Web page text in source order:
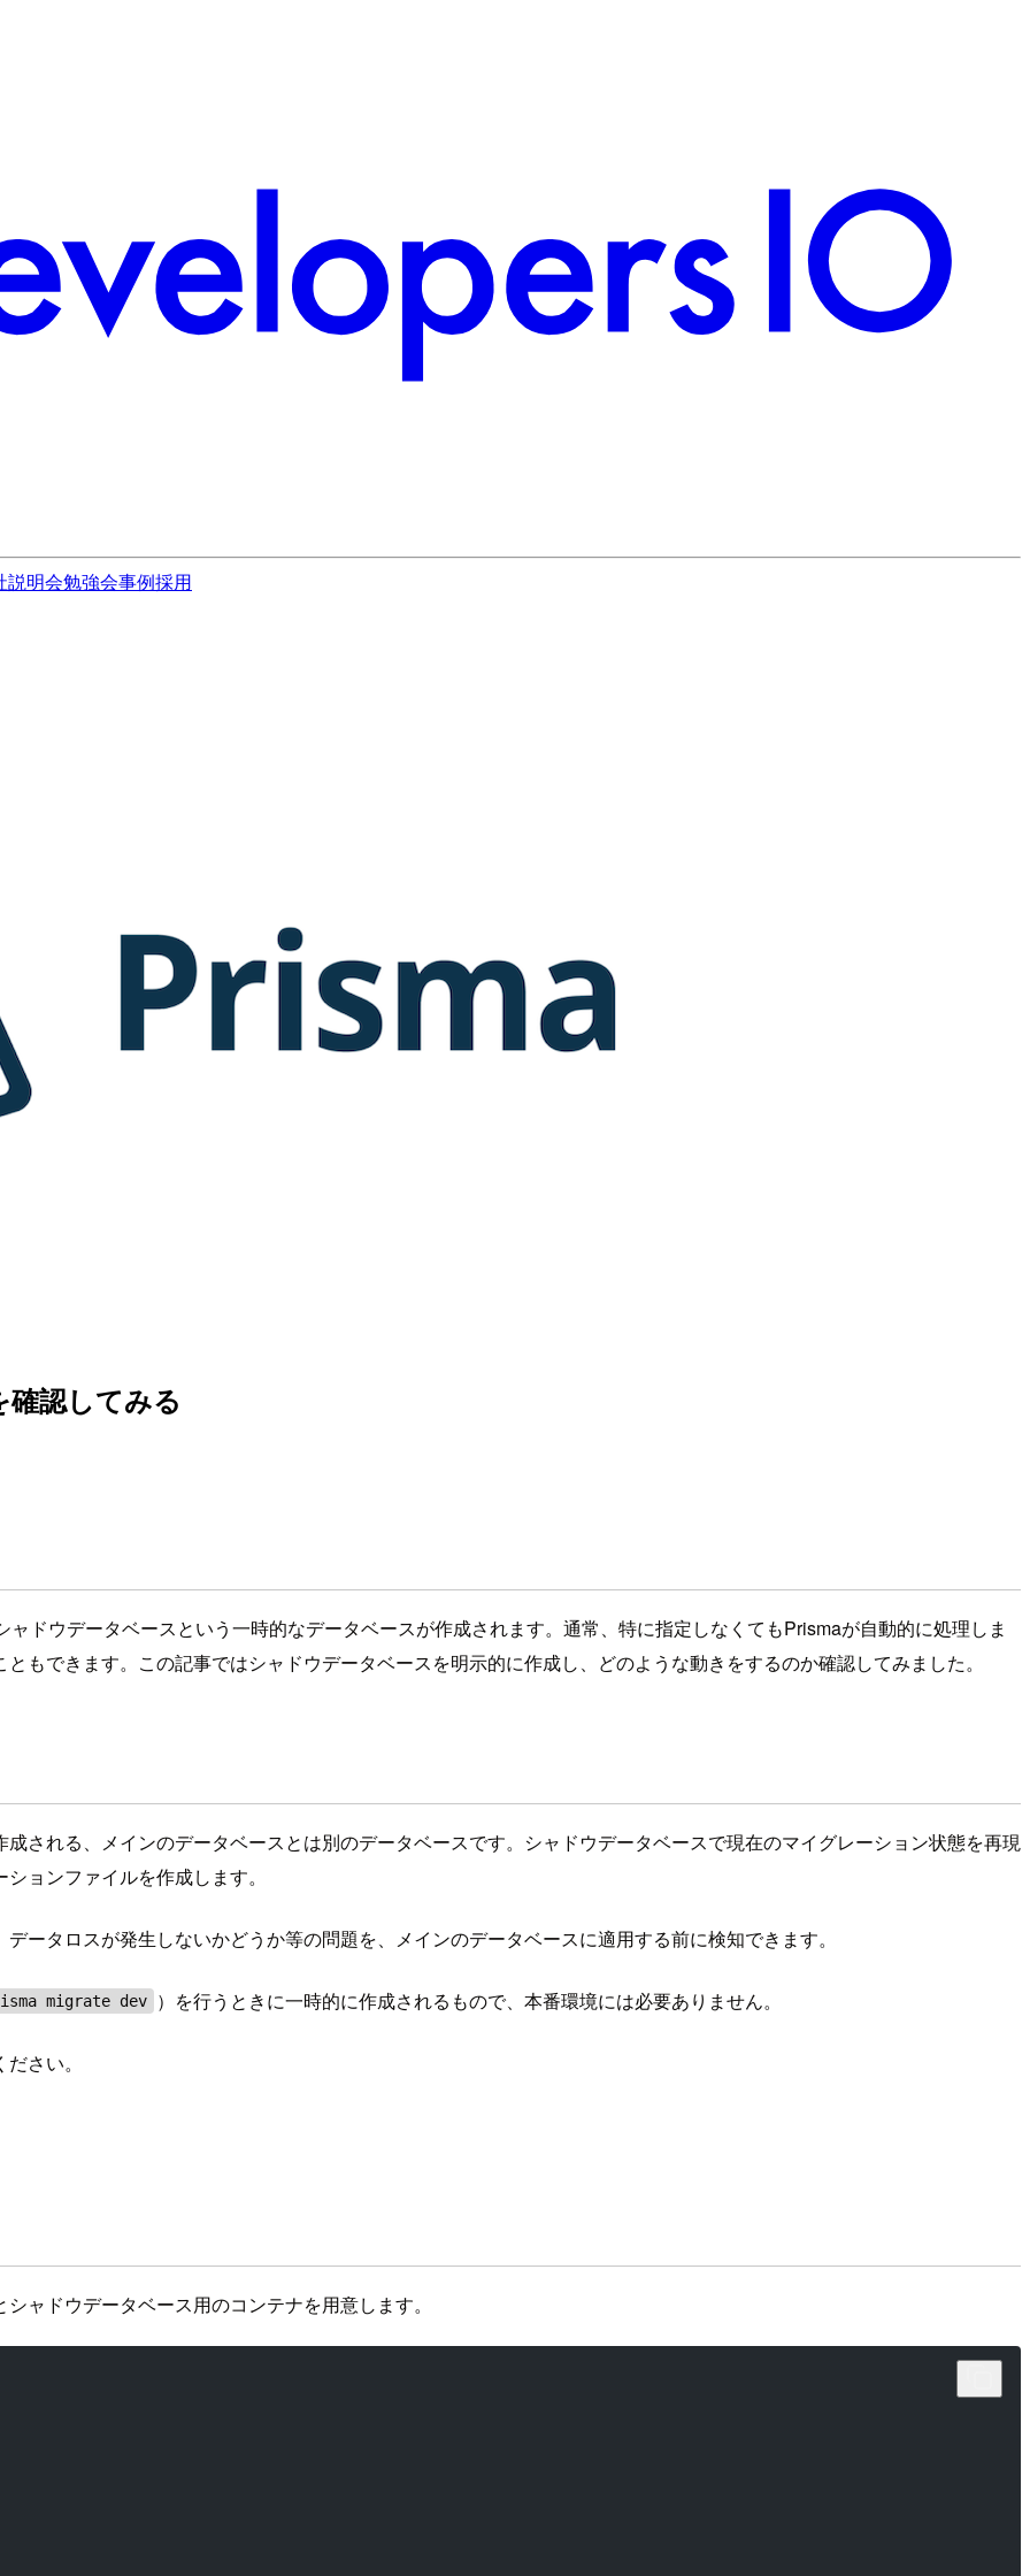
説明会勉強会事例採用
認してみる
ドウデータベースという一時的なデータベースが作成されます。通常、特に指定しなくてもPrismaが自動的に処理しま
もできます。この記事ではシャドウデータベースを明示的に作成し、どのような動きをするのか確認してみました。
される、メインのデータベースとは別のデータベースです。シャドウデータベースで現在のマイグレーション状態を再現
ョンファイルを作成します。
ータロスが発生しないかどうか等の問題を、メインのデータベースに適用する前に検知できます。
migrate dev ）を行うときに一時的に作成されるもので、本番環境には必要ありません。
さい。
ャドウデータベース用のコンテナを用意します。